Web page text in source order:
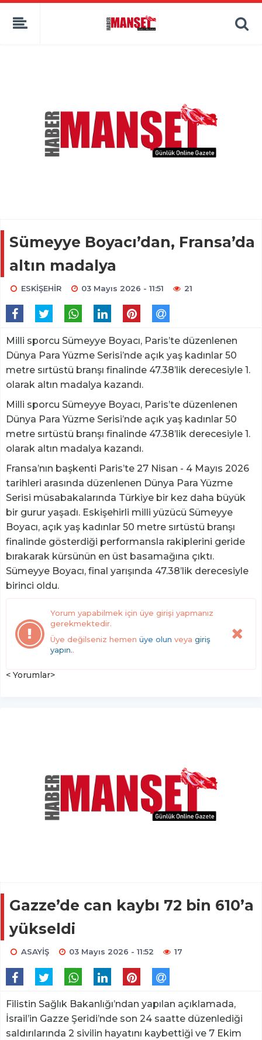
Sümeyye Boyacı’dan, Fransa’da
altın madalya
ESKİŞEHİR 03 Mayıs 2026 - 11:51 21
Milli sporcu Sümeyye Boyacı, Paris’te düzenlenen
Dünya Para Yüzme Serisi’nde açık yaş kadınlar 50
metre sırtüstü branşı finalinde 47.38’lik derecesiyle 1.
olarak altın madalya kazandı.
Milli sporcu Sümeyye Boyacı, Paris’te düzenlenen
Dünya Para Yüzme Serisi’nde açık yaş kadınlar 50
metre sırtüstü branşı finalinde 47.38’lik derecesiyle 1.
olarak altın madalya kazandı.
Fransa’nın başkenti Paris’te 27 Nisan - 4 Mayıs 2026
tarihleri arasında düzenlenen Dünya Para Yüzme
Serisi müsabakalarında Türkiye bir kez daha büyük
bir gurur yaşadı. Eskişehirli milli yüzücü Sümeyye
Boyacı, açık yaş kadınlar 50 metre sırtüstü branşı
finalinde gösterdiği performansla rakiplerini geride
bırakarak kürsünün en üst basamağına çıktı.
Sümeyye Boyacı, final yarışında 47.38’lik derecesiyle
birinci oldu.
Yorum yapabilmek için üye girişi yapmanız
gerekmektedir.
Üye değilseniz hemen üye olun veya giriş
yapın..
< Yorumlar>
Gazze’de can kaybı 72 bin 610’a
yükseldi
ASAYİŞ 03 Mayıs 2026 - 11:52 17
Filistin Sağlık Bakanlığı’ndan yapılan açıklamada,
İsrail’in Gazze Şeridi’nde son 24 saatte düzenlediği
saldırılarında 2 sivilin hayatını kaybettiği ve 7 Ekim